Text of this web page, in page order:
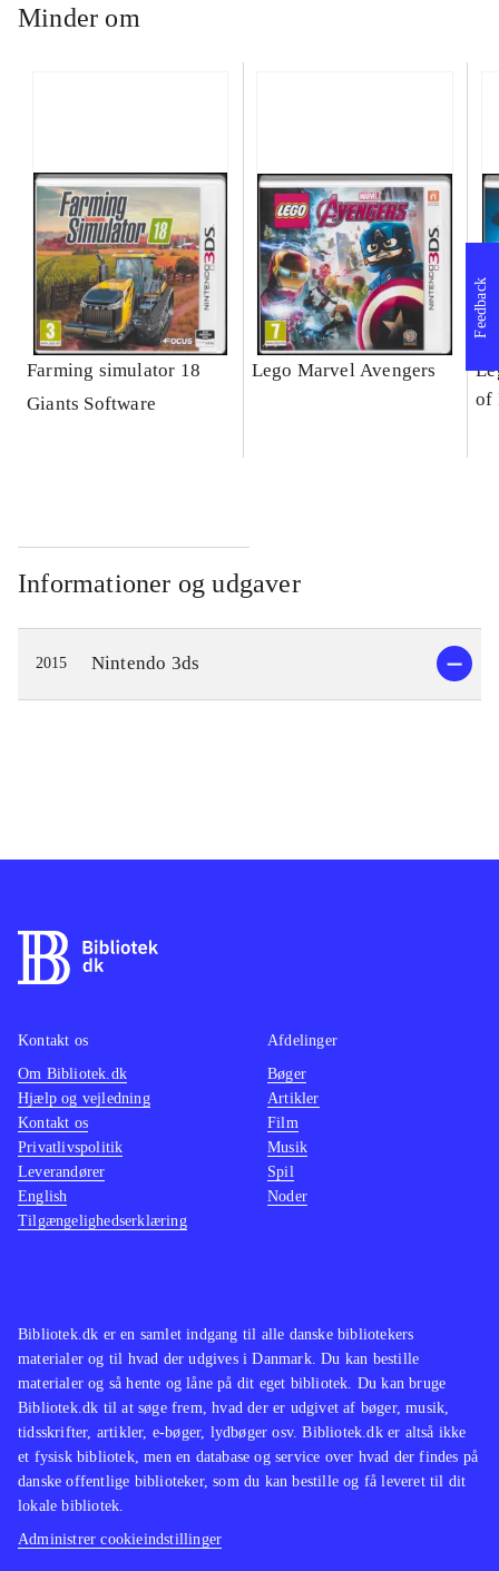
Minder om
Farming simulator 18
Giants Software
Lego Marvel Avengers
of
Informationer og udgaver
2015 Nintendo 3ds
Feedback
Bibliotek.dk er en samlet indgang til alle danske bibliotekers
materialer og til hvad der udgives i Danmark. Du kan bestille
materialer og så hente og låne på dit eget bibliotek. Du kan bruge
Bibliotek.dk til at søge frem, hvad der er udgivet af bøger, musik,
tidsskrifter, artikler, e-bøger, lydbøger osv. Bibliotek.dk er altså ikke
et fysisk bibliotek, men en database og service over hvad der findes på
danske offentlige biblioteker, som du kan bestille og få leveret til dit
lokale bibliotek.
Administrer cookieindstillinger
Kontakt os
Om Bibliotek.dk
Hjælp og vejledning
Kontakt os
Privatlivspolitik
Leverandører
English
Tilgængelighedserklæring
Afdelinger
Bøger
Artikler
Film
Musik
Spil
Noder